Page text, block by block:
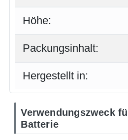
Höhe:
Packungsinhalt:
Hergestellt in:
Verwendungszweck
Batterie